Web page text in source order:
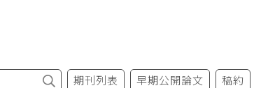
期刊列表 早期公開論文 稿約